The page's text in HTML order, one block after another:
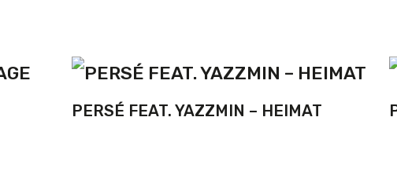
PERSÉ FEAT. YAZZMIN – HEIMAT